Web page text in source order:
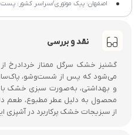
اصفهان: پیک موتوری/سراسر کشور: پست
نقد و بررسی
گشنیز خشک سرگل ممتاز خردادرخ
می‌شود که پس از شست‌وشو،
و بهداشتی، به‌صورت سبزی خشک با
محصول به دلیل عطر مطبوع، طعم
از سبزیجات خشک پرکاربرد در آشپزی